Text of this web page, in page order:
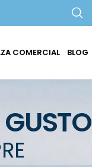
COMERCIAL BLOG